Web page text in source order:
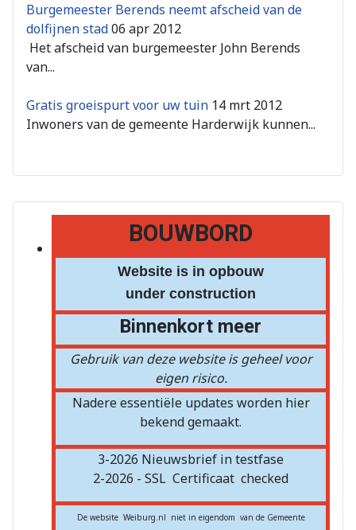
BOUWBORD
Website is in opbouw
under construction
Binnenkort meer
Gebruik van deze website is geheel voor
eigen risico.
Nadere essentiële updates worden hier
bekend gemaakt.
3-2026 Nieuwsbrief in testfase
2-2026 - SSL Certificaat checked
De website Weiburg.nl niet in eigendom van de Gemeente
Burgemeester Berends neemt afscheid van de
dolfijnen stad06 apr 2012
Het afscheid van burgemeester John Berends
van...
Gratis groeispurt voor uw tuin 14 mrt 2012
Inwoners van de gemeente Harderwijk kunnen...